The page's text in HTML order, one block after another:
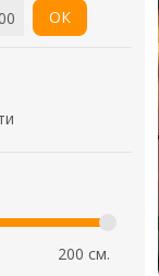
ОК
200 см.